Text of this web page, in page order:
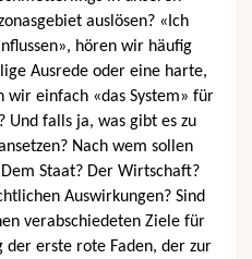
auslösen? «Ich
hören wir häufig
Ausrede oder eine harte,
wir einfach «das System» für
falls ja, was gibt es zu
Nach wem sollen
Staat? Der Wirtschaft?
Auswirkungen? Sind
verabschiedeten Ziele für
erste rote Faden, der zur